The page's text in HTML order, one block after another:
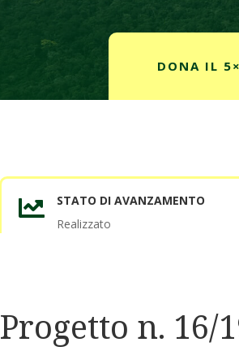
DONA IL

STATO DI AVANZAMENTO
Realizzato
Progetto n. 16/